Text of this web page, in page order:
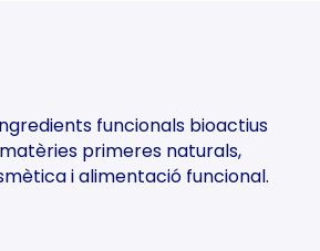
funcionals bioactius
primeres naturals,
i alimentació funcional.